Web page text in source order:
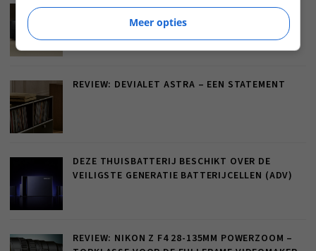
MARANTZ CINEMA SERIES 2: DE
INTERESSANTSTE UPGRADE ZIT NIET IN HET
GELUID
REVIEW: DEVIALET ASTRA – EEN STATEMENT
DEZE THUISBATTERIJ BESCHIKT OVER DE
VEILIGSTE GENERATIE BATTERIJCELLEN (ADV)
REVIEW: NIKON Z F4 28-135MM POWERZOOM –
Meer opties